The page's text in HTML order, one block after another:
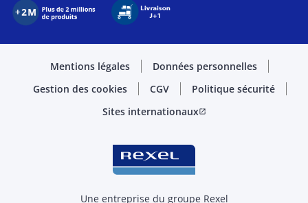
Mentions légales
Données personnelles
Gestion des cookies
CGV
Politique sécurité
Sites internationauxopen_in_new
Une entreprise du groupe Rexel